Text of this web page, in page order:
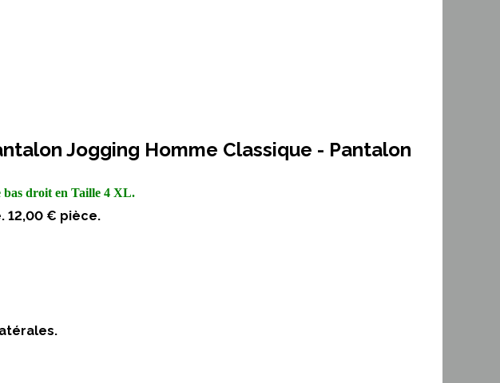
Jogging Homme Classique - Pantalon
bas droit en Taille 4 XL.
12,00 € pièce.